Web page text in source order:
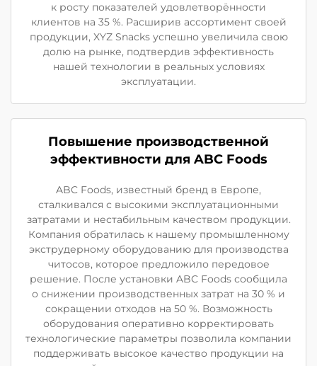
к росту показателей удовлетворённости
клиентов на 35 %. Расширив ассортимент своей
продукции, XYZ Snacks успешно увеличила свою
долю на рынке, подтвердив эффективность
нашей технологии в реальных условиях
эксплуатации.
Повышение производственной
эффективности для ABC Foods
ABC Foods, известный бренд в Европе,
сталкивался с высокими эксплуатационными
затратами и нестабильным качеством продукции.
Компания обратилась к нашему промышленному
экструдерному оборудованию для производства
читосов, которое предложило передовое
решение. После установки ABC Foods сообщила
о снижении производственных затрат на 30 % и
сокращении отходов на 50 %. Возможность
оборудования оперативно корректировать
технологические параметры позволила компании
поддерживать высокое качество продукции на